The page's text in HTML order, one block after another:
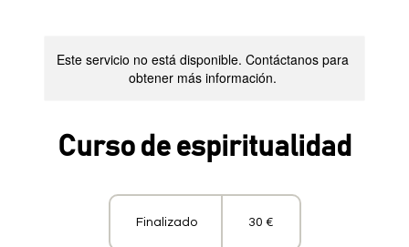
Este servicio no está disponible. Contáctanos para
obtener más información.
Curso de espiritualidad
Finalizado
30 €